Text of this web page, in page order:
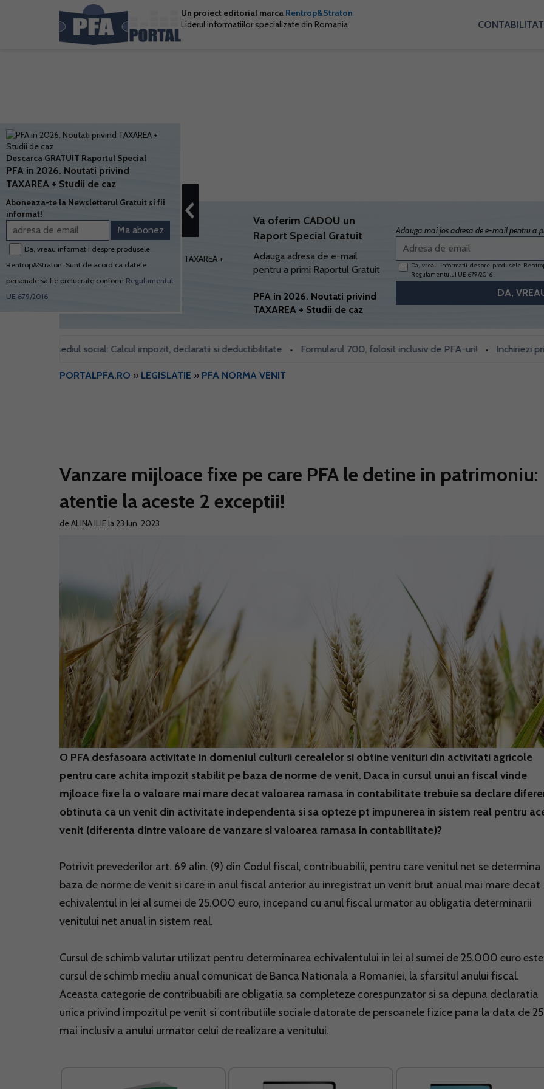
Un proiect editorial marca Rentrop&Straton
Liderul informatiilor specializate din Romania
Va oferim CADOU un
Raport Special Gratuit
Adauga adresa de e-mail
pentru a primi Raportul Gratuit
PFA in 2026. Noutati privind
TAXAREA + Studii de caz
Adauga mai jos adresa de e-mail pentru a
Da, vreau informatii despre produsele
Regulamentului UE 679/2016
sediul social: Calcul impozit, declaratii si deductibilitate • Formularul 700, folosit inclusiv de PFA-uri! • Inchiriezi prin
PORTALPFA.RO » LEGISLATIE » PFA NORMA VENIT
Vanzare mijloace fixe pe care PFA le detine in patrimoniu:
atentie la aceste 2 exceptii!
deALINA ILIE la 23 Iun. 2023
O PFA desfasoara activitate in domeniul culturii cerealelor si obtine venituri din activitati agricole
pentru care achita impozit stabilit pe baza de norme de venit. Daca in cursul unui an fiscal vinde
mjloace fixe la o valoare mai mare decat valoarea ramasa in contabilitate trebuie sa declare
obtinuta ca un venit din activitate independenta si sa opteze pt impunerea in sistem real pentru
venit (diferenta dintre valoare de vanzare si valoarea ramasa in contabilitate)?
Potrivit prevederilor art. 69 alin. (9) din Codul fiscal, contribuabilii, pentru care venitul net se determina
baza de norme de venit si care in anul fiscal anterior au inregistrat un venit brut anual mai mare decat
echivalentul in lei al sumei de 25.000 euro, incepand cu anul fiscal urmator au obligatia determinarii
venitului net anual in sistem real.
Cursul de schimb valutar utilizat pentru determinarea echivalentului in lei al sumei de 25.000 euro este
cursul de schimb mediu anual comunicat de Banca Nationala a Romaniei, la sfarsitul anului fiscal.
Aceasta categorie de contribuabili are obligatia sa completeze corespunzator si sa depuna declaratia
unica privind impozitul pe venit si contributiile sociale datorate de persoanele fizice pana la data de 25
mai inclusiv a anului urmator celui de realizare a venitului.
Descarca GRATUIT Raportul Special
PFA in 2026. Noutati privind
TAXAREA + Studii de caz
Aboneaza-te la Newsletterul Gratuit si fii
informat!
Da, vreau informatii despre produsele
Rentrop&Straton. Sunt de acord ca datele
personale sa fie prelucrate conform Regulamentul
UE 679/2016